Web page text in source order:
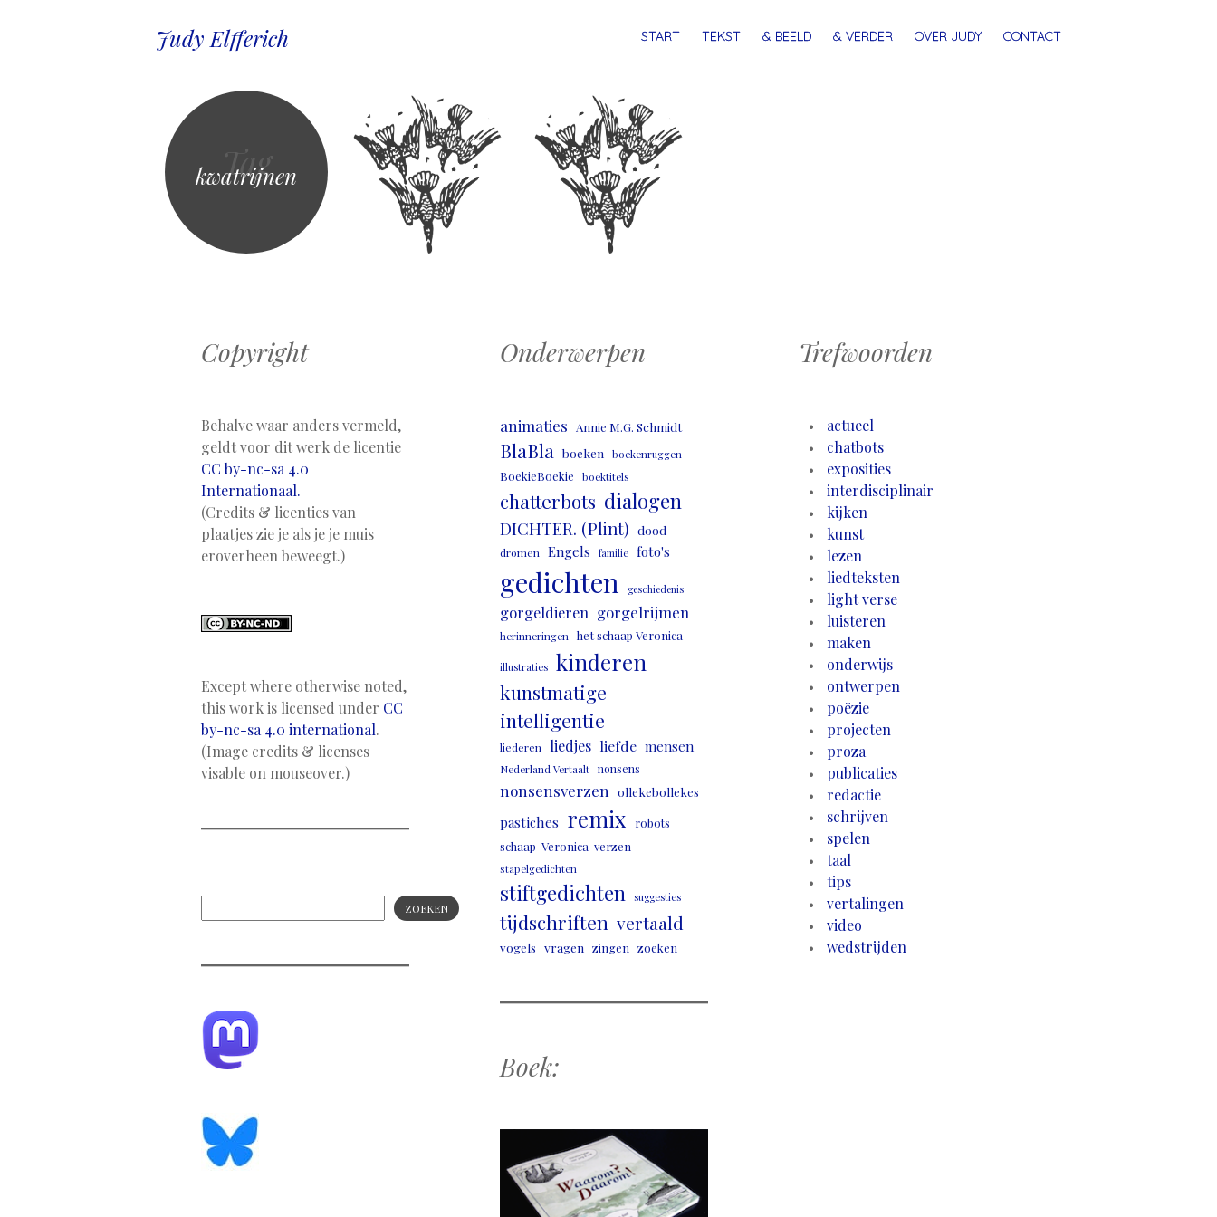
Judy Elfferich MENU
SPRINGSTART TEKST & BEELD & VERDER OVER JUDY CONTACT
Tag
kwatrijnen
Copyright
Behalve waar anders vermeld,
geldt voor dit werk de licentie
CC by-nc-sa 4.0
Internationaal.
(Credits & licenties van
plaatjes zie je als je je muis
eroverheen beweegt.)
Except where otherwise noted,
this work is licensed under CC
by-nc-sa 4.0 international.
(Image credits & licenses
visable on mouseover.)
ZOEKEN
Onderwerpen
animaties Annie M.G. Schmidt
BlaBla boeken boekenruggen
BoekieBoekie boektitels
chatterbots dialogen
DICHTER. (Plint) dood
dromen Engels familie foto's
gedichten geschiedenis
gorgeldieren gorgelrijmen
herinneringen het schaap Veronica
illustraties kinderen
kunstmatige
intelligentie
liederen liedjes liefde mensen
Nederland Vertaalt nonsens
nonsensverzen ollekebollekes
pastiches remix
robots
schaap-Veronica-verzen
stapelgedichten
stiftgedichten suggesties
tijdschriften vertaald
vogels vragen zingen zoeken
Boek:
Trefwoorden
actueel
chatbots
exposities
interdisciplinair
kijken
kunst
lezen
liedteksten
light verse
luisteren
maken
onderwijs
ontwerpen
poëzie
projecten
proza
publicaties
redactie
schrijven
spelen
taal
tips
vertalingen
video
wedstrijden